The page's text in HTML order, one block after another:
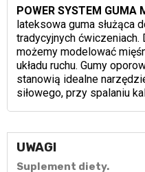
POWER SYSTEM GUMA
lateksowa guma służąca
tradycyjnych
możemy modelować
układu ruchu. Gumy
stanowią idealne
siłowego, przy spalaniu
UWAGI
Suplement diety.